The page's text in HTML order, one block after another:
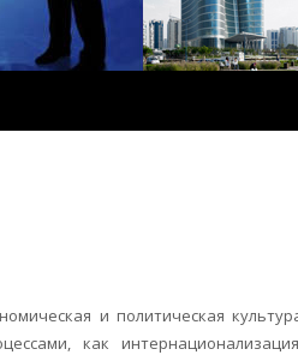
и политическая
как